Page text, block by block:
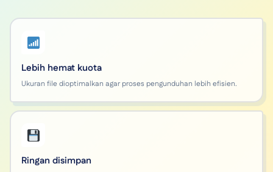
Lebih hemat kuota
Ukuran file dioptimalkan agar proses pengunduhan lebih efisien.
Ringan disimpan